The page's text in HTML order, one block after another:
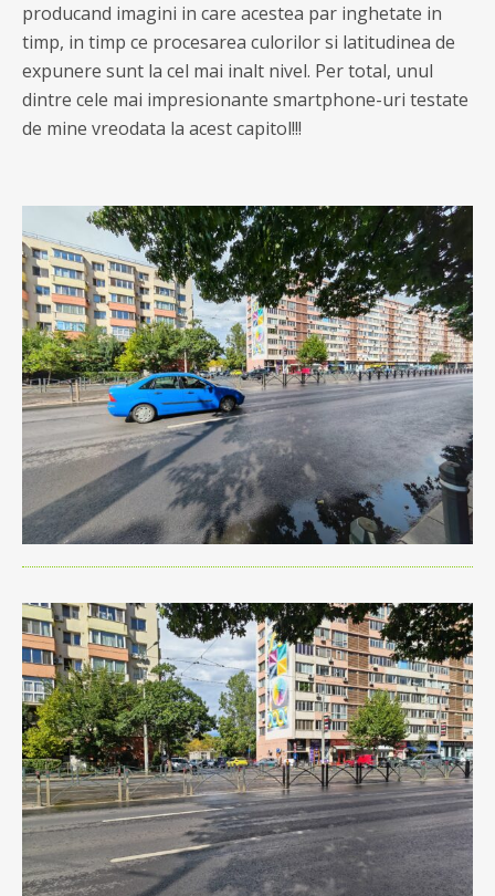
producand imagini in care acestea par inghetate in
timp, in timp ce procesarea culorilor si latitudinea de
expunere sunt la cel mai inalt nivel. Per total, unul
dintre cele mai impresionante smartphone-uri testate
de mine vreodata la acest capitol!!!